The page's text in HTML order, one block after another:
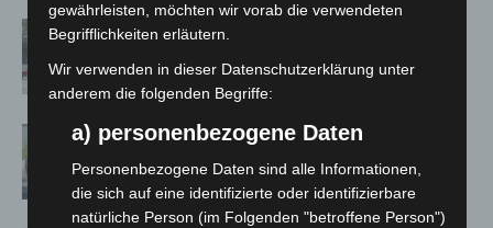
Gasleitung bei McDonald’s-Umbau in
Langenhagen: Autofahrer mit 3,17
Promille aus dem Verkehr gezogen
gewährleisten, möchten wir vorab die verwendeten
Begrifflichkeiten erläutern.
Wir verwenden in dieser Datenschutzerklärung unter
anderem die folgenden Begriffe:
a) personenbezogene Daten
Personenbezogene Daten sind alle Informationen,
die sich auf eine identifizierte oder identifizierbare
natürliche Person (im Folgenden "betroffene Person")